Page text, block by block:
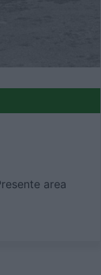
area